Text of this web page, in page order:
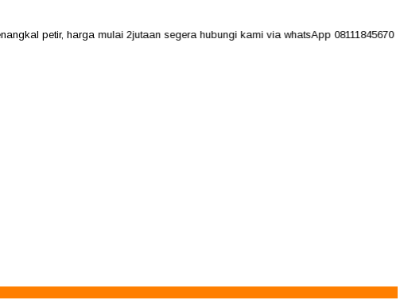
petir, harga mulai 2jutaan segera hubungi kami via whatsApp 08111845670 -